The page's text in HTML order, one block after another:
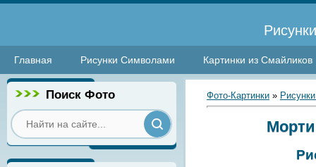
Главная Рисунки Символами Картинки из Смайликов
Поиск Фото Фото-Картинки »